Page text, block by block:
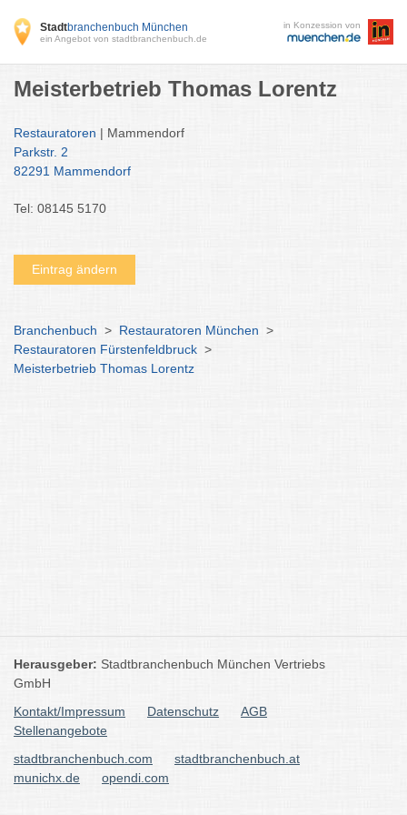
Stadtbranchenbuch München
ein Angebot von stadtbranchenbuch.de
in Konzession von
Meisterbetrieb Thomas Lorentz
Restauratoren | Mammendorf
Parkstr. 2
82291 Mammendorf
Tel: 08145 5170
Eintrag ändern
Branchenbuch > Restauratoren München >
Restauratoren Fürstenfeldbruck >
Meisterbetrieb Thomas Lorentz
Herausgeber: Stadtbranchenbuch München Vertriebs
GmbH
Kontakt/Impressum
Datenschutz
AGB
Stellenangebote
stadtbranchenbuch.com
stadtbranchenbuch.at
munichx.de
opendi.com